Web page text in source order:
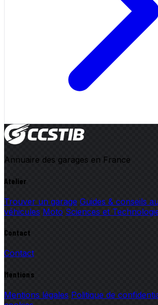
Annuaire des garages en France
Atelier
Trouver un garage Guides & conseils
véhicules Moto Sciences et
Contact
Contact
Mentions
Mentions légales Politique de